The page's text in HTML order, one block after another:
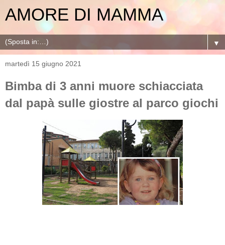
AMORE DI MAMMA
▼
martedì 15 giugno 2021
Bimba di 3 anni muore schiacciata
dal papà sulle giostre al parco giochi